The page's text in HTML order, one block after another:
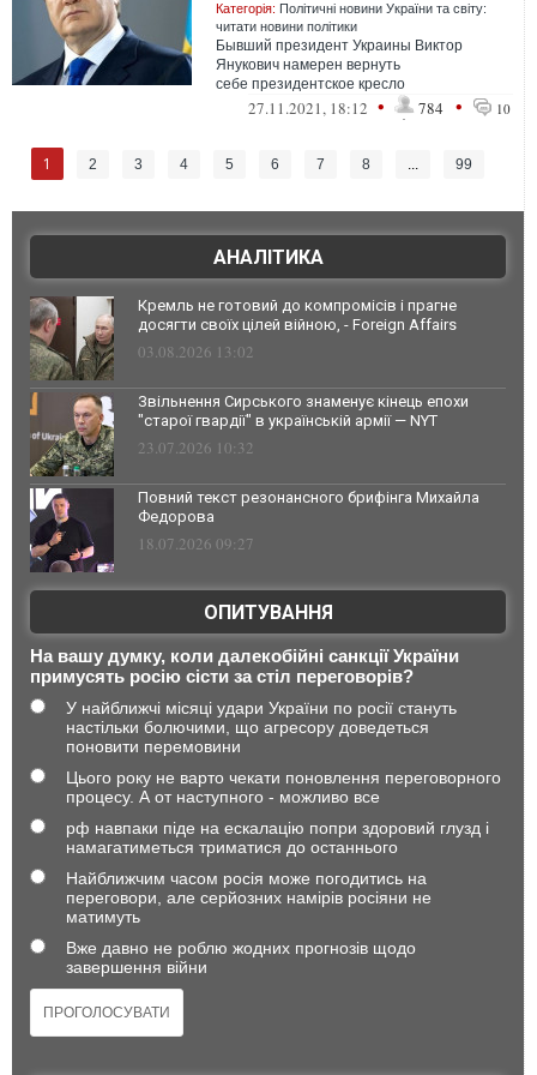
Категорія: Політичні новини України та світу:
читати новини політики
Бывший президент Украины Виктор
Янукович намерен вернуть
себе президентское кресло
27.11.2021, 18:12 • 784 • 10
1 2 3 4 5 6 7 8 ... 99
АНАЛІТИКА
Кремль не готовий до компромісів і прагне
досягти своїх цілей війною, - Foreign Affairs
03.08.2026 13:02
Звільнення Сирського знаменує кінець епохи
"старої гвардії" в українській армії — NYT
23.07.2026 10:32
Повний текст резонансного брифінга Михайла
Федорова
18.07.2026 09:27
ОПИТУВАННЯ
На вашу думку, коли далекобійні санкції України
примусять росію сісти за стіл переговорів?
У найближчі місяці удари України по росії стануть
настільки болючими, що агресору доведеться
поновити перемовини
Цього року не варто чекати поновлення переговорного
процесу. А от наступного - можливо все
рф навпаки піде на ескалацію попри здоровий глузд і
намагатиметься триматися до останнього
Найближчим часом росія може погодитись на
переговори, але серйозних намірів росіяни не
матимуть
Вже давно не роблю жодних прогнозів щодо
завершення війни